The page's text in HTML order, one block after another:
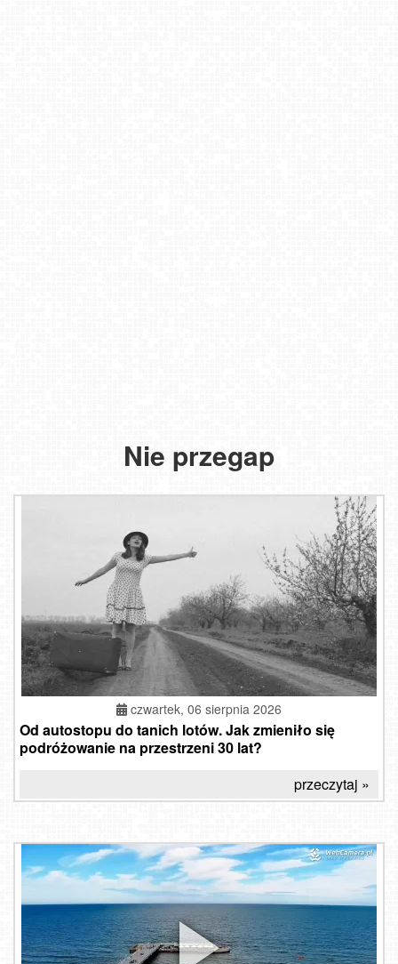
Nie przegap
czwartek, 06 sierpnia 2026
Od autostopu do tanich lotów. Jak zmieniło się
podróżowanie na przestrzeni 30 lat?
przeczytaj »